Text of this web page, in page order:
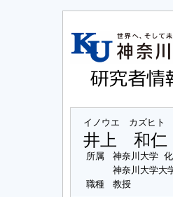
イノウエ カズヒト
井上 和仁
所属
神奈川大学
神奈川大学大
職種
教授